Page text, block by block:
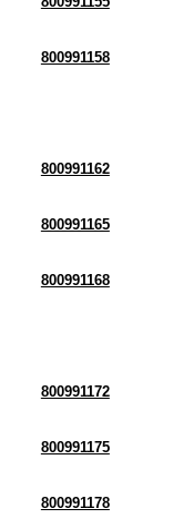
800991158
800991162
800991165
800991168
800991172
800991175
800991178